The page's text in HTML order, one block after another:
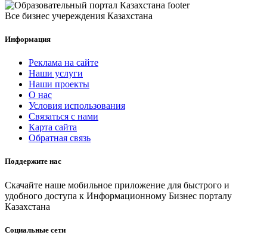
Все бизнес учереждения Казахстана
Информация
Реклама на сайте
Наши услуги
Наши проекты
О нас
Условия использования
Связаться с нами
Карта сайта
Обратная связь
Поддержите нас
Скачайте наше мобильное приложение для быстрого и
удобного доступа к Информационному Бизнес порталу
Казахстана
Социальные сети